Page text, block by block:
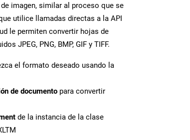
imagen, similar al proceso que se
utilice llamadas directas a la API
le permiten convertir hojas de
JPEG, PNG, BMP, GIF y TIFF.
el formato deseado usando la
de documento para convertir
de la instancia de la clase